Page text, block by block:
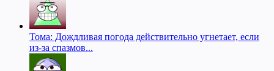
Тома: Дождливая погода действительно угнетает, если
из-за спазмов...